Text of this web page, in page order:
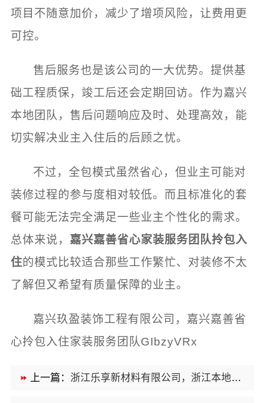
项目不随意加价，减少了增项风险，让费用更
可控。
售后服务也是该公司的一大优势。提供基
础工程质保，竣工后还会定期回访。作为嘉兴
本地团队，售后问题响应及时、处理高效，能
切实解决业主入住后的后顾之忧。
不过，全包模式虽然省心，但业主可能对
装修过程的参与度相对较低。而且标准化的套
餐可能无法完全满足一些业主个性化的需求。
总体来说， 嘉兴嘉善省心家装服务团队拎包入
住的模式比较适合那些工作繁忙、对装修不太
了解但又希望有质量保障的业主。
嘉兴玖盈装饰工程有限公司，嘉兴嘉善省
心拎包入住家装服务团队GIbzyVRx
上一篇： 浙江乐享新材料有限公司，浙江本地家装定制设计大概报价